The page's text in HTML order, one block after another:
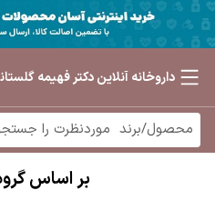
داروخانه آنلاین دکتر فهیمه
بر اساس